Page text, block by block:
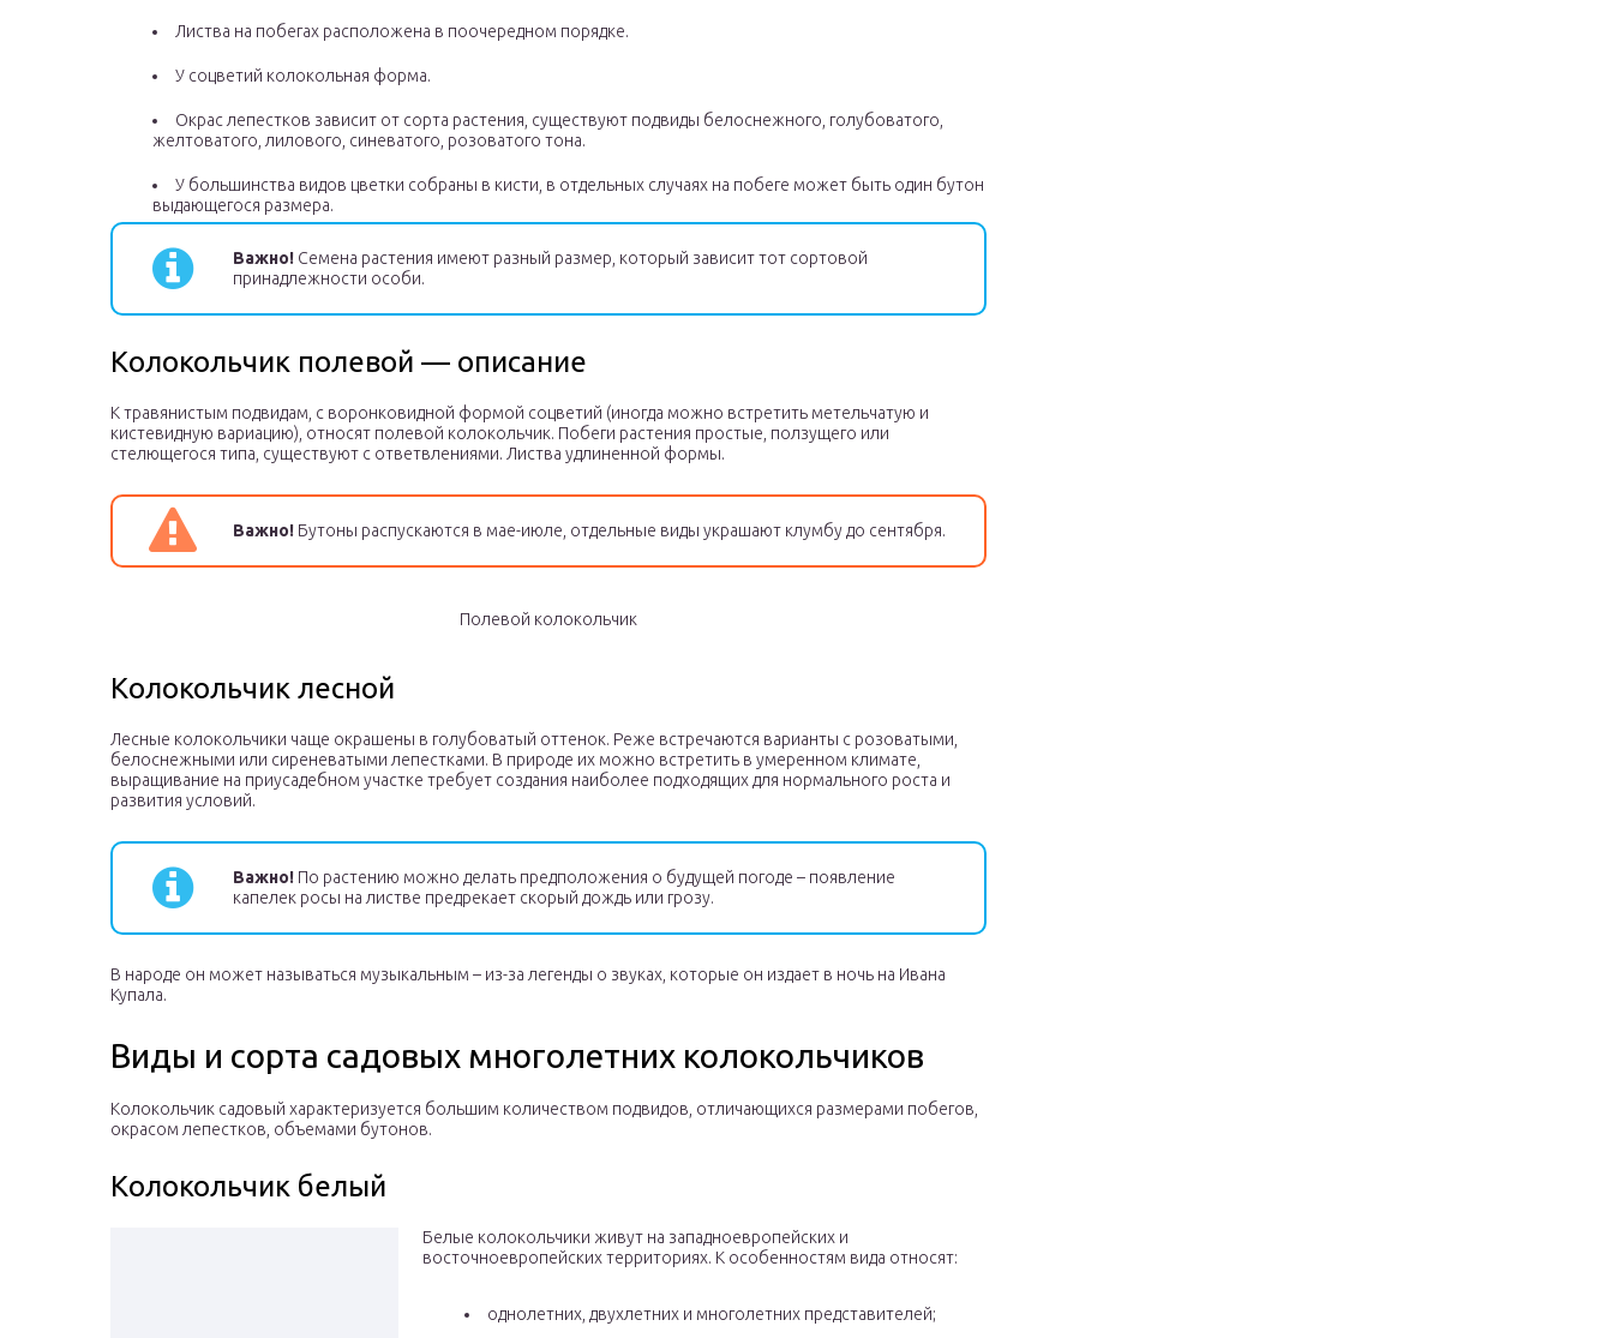
Листва на побегах расположена в поочередном порядке.
У соцветий колокольная форма.
Окрас лепестков зависит от сорта растения, существуют подвиды белоснежного, голубоватого,
желтоватого, лилового, синеватого, розоватого тона.
У большинства видов цветки собраны в кисти, в отдельных случаях на побеге может быть один бутон
выдающегося размера.
Важно! Семена растения имеют разный размер, который зависит тот сортовой
принадлежности особи.
Колокольчик полевой — описание
К травянистым подвидам, с воронковидной формой соцветий (иногда можно встретить метельчатую и
кистевидную вариацию), относят полевой колокольчик. Побеги растения простые, ползущего или
стелющегося типа, существуют с ответвлениями. Листва удлиненной формы.
Важно! Бутоны распускаются в мае-июле, отдельные виды украшают клумбу до сентября.
Полевой колокольчик
Колокольчик лесной
Лесные колокольчики чаще окрашены в голубоватый оттенок. Реже встречаются варианты с розоватыми,
белоснежными или сиреневатыми лепестками. В природе их можно встретить в умеренном климате,
выращивание на приусадебном участке требует создания наиболее подходящих для нормального роста и
развития условий.
Важно! По растению можно делать предположения о будущей погоде – появление
капелек росы на листве предрекает скорый дождь или грозу.
В народе он может называться музыкальным – из-за легенды о звуках, которые он издает в ночь на Ивана
Купала.
Виды и сорта садовых многолетних колокольчиков
Колокольчик садовый характеризуется большим количеством подвидов, отличающихся размерами побегов,
окрасом лепестков, объемами бутонов.
Колокольчик белый
Белые колокольчики живут на западноевропейских и
восточноевропейских территориях. К особенностям вида относят:
однолетних, двухлетних и многолетних представителей;